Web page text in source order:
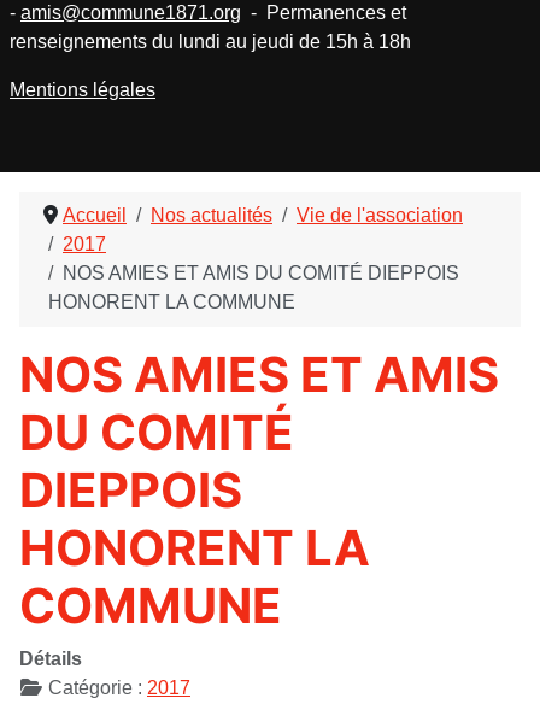
Accueil Nos actualités
Vie de l'association
2017
NOS AMIES ET AMIS DU COMITÉ DIEPPOIS
HONORENT LA COMMUNE
NOS AMIES ET AMIS
DU COMITÉ
DIEPPOIS
HONORENT LA
COMMUNE
Détails
Catégorie : 2017
- amis@commune1871.org - Permanences et
renseignements du lundi au jeudi de 15h à 18h
Mentions légales